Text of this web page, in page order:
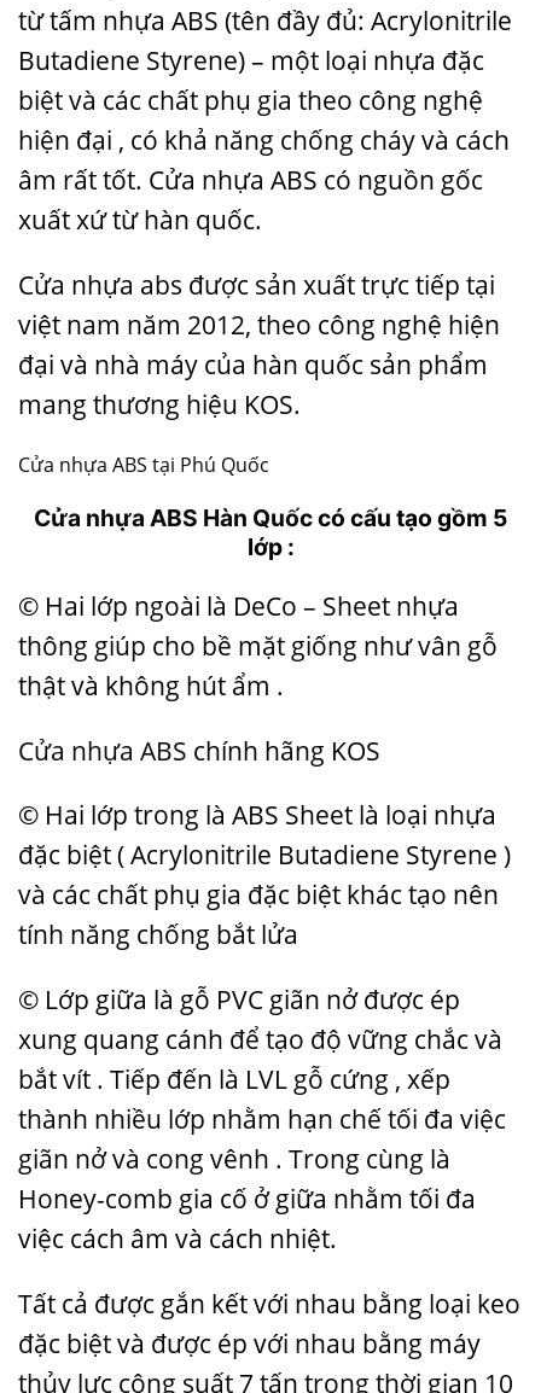
từ tấm nhựa ABS (tên đầy đủ: Acrylonitrile
Butadiene Styrene) – một loại nhựa đặc
biệt và các chất phụ gia theo công nghệ
hiện đại , có khả năng chống cháy và cách
âm rất tốt. Cửa nhựa ABS có nguồn gốc
xuất xứ từ hàn quốc.
Cửa nhựa abs được sản xuất trực tiếp tại
việt nam năm 2012, theo công nghệ hiện
đại và nhà máy của hàn quốc sản phẩm
mang thương hiệu KOS.
Cửa nhựa ABS tại Phú Quốc
Cửa nhựa ABS Hàn Quốccó cấu tạo gồm 5
lớp :
© Hai lớp ngoài là DeCo – Sheet nhựa
thông giúp cho bề mặt giống như vân gỗ
thật và không hút ẩm .
Cửa nhựa ABS chính hãng KOS
© Hai lớp trong là ABS Sheet là loại nhựa
đặc biệt ( Acrylonitrile Butadiene Styrene )
và các chất phụ gia đặc biệt khác tạo nên
tính năng chống bắt lửa
© Lớp giữa là gỗ PVC giãn nở được ép
xung quang cánh để tạo độ vững chắc và
bắt vít . Tiếp đến là LVL gỗ cứng , xếp
thành nhiều lớp nhằm hạn chế tối đa việc
giãn nở và cong vênh . Trong cùng là
Honey-comb gia cố ở giữa nhằm tối đa
việc cách âm và cách nhiệt.
Tất cả được gắn kết với nhau bằng loại keo
đặc biệt và được ép với nhau bằng máy
thủy lực công suất 7 tấn trong thời gian 10